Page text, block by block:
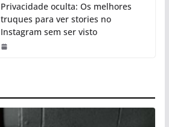
Privacidade oculta: Os melhores
truques para ver stories no
Instagram sem ser visto